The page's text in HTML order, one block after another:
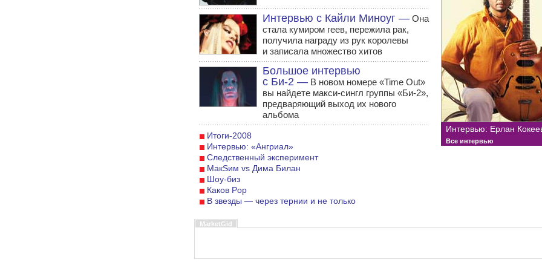
Интервью с Кайли Миноуг —Она
стала кумиром геев, пережила рак,
получила награду из рук королевы
и записала множество хитов
Большое интервью
с Би-2 —В новом номере «Time Out»
вы найдете макси-сингл группы «Би-2»,
предваряющий выход их нового
альбома
Итоги-2008
Интервью: «Ангриал»
Следственный эксперимент
MaкSим vs Дима Билан
Шоу-биз
Каков Pop
В звезды — через тернии и не только
Интервью: Ерлан
Все интервью
MarketGid